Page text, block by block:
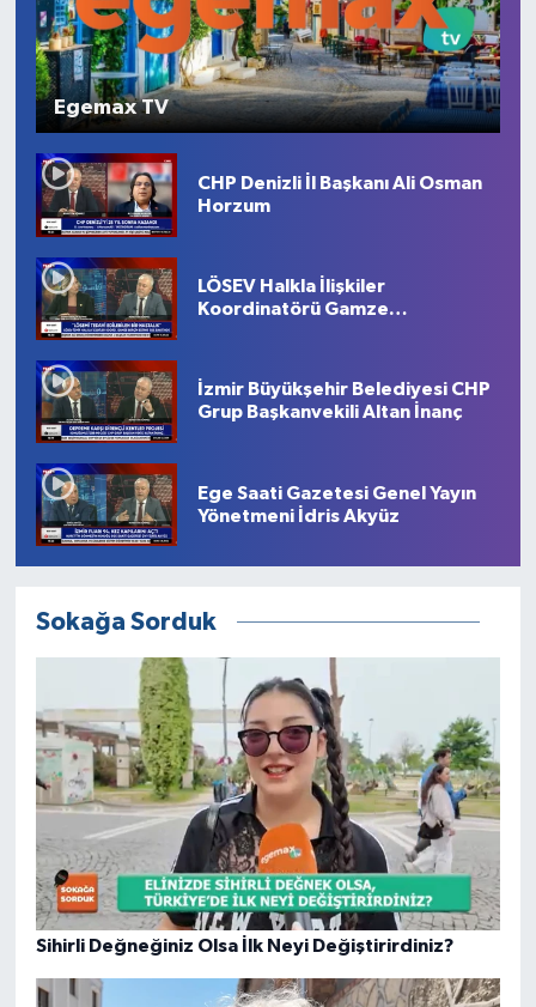
Egemax TV
CHP Denizli İl Başkanı Ali Osman
Horzum
LÖSEV Halkla İlişkiler
Koordinatörü Gamze
İzmir Büyükşehir Belediyesi CHP
Grup Başkanvekili Altan İnanç
Ege Saati Gazetesi Genel Yayın
Yönetmeni İdris Akyüz
Sokağa Sorduk
Sihirli Değneğiniz Olsa İlk Neyi Değiştirirdiniz?